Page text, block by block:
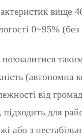
вище
0~95% (без
(автономна
від
для
або з